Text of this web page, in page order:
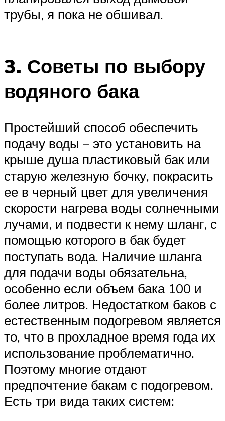
трубы, я пока не обшивал.
3. Советы по выбору
водяного бака
Простейший способ обеспечить
подачу воды – это установить на
крыше душа пластиковый бак или
старую железную бочку, покрасить
ее в черный цвет для увеличения
скорости нагрева воды солнечными
лучами, и подвести к нему шланг, с
помощью которого в бак будет
поступать вода. Наличие шланга
для подачи воды обязательна,
особенно если объем бака 100 и
более литров. Недостатком баков с
естественным подогревом является
то, что в прохладное время года их
использование проблематично.
Поэтому многие отдают
предпочтение бакам с подогревом.
Есть три вида таких систем: